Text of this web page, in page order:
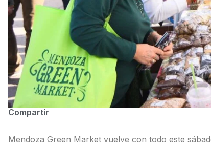
Compartir
Mendoza Green Market vuelve con todo este